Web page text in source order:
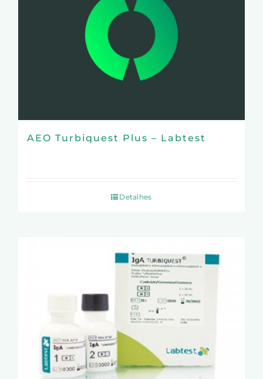
AEO Turbiquest Plus – Labtest
Detalhes